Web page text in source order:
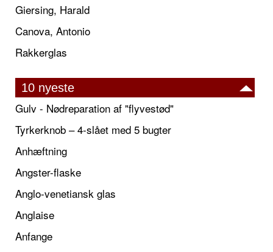
Giersing, Harald
Canova, Antonio
Rakkerglas
10 nyeste
Gulv - Nødreparation af "flyvestød"
Tyrkerknob – 4-slået med 5 bugter
Anhæftning
Angster-flaske
Anglo-venetiansk glas
Anglaise
Anfange